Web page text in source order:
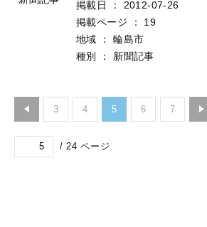
掲載日
：
2012-07-26
掲載ページ
：
19
地域
：
輪島市
種別
： 新聞記事
3 4 5 6 7
/ 24 ページ